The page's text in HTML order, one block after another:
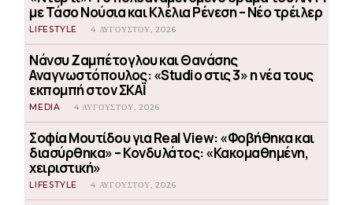
με Τάσο Νούσια και Κλέλια Ρένεση – Νέο τρέιλερ
LIFESTYLE 4 ΑΥΓΟΎΣΤΟΥ, 2026
Νάνσυ Ζαμπέτογλου και Θανάσης
Αναγνωστόπουλος: «Studio στις 3» η νέα τους
εκπομπή στον ΣΚΑΪ
MEDIA 4 ΑΥΓΟΎΣΤΟΥ, 2026
Σοφία Μουτίδου για Real View: «Φοβήθηκα και
διασύρθηκα» – Κονδυλάτος: «Κακομαθημένη,
χειριστική»
LIFESTYLE 4 ΑΥΓΟΎΣΤΟΥ, 2026